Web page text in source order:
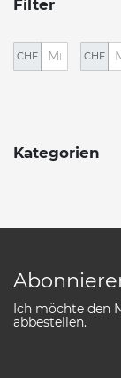
Filter
CHF CHF
Kategorien
Ich möchte den
abbestellen.